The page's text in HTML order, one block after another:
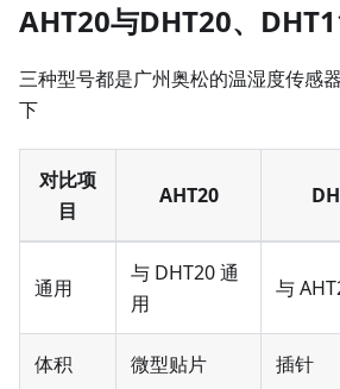
AHT20与DHT20、
三种型号都是广州奥松的温湿度传感
下
对比项
目
AHT20
通用
与 DHT20 通
用
与
体积 微型贴片 插针